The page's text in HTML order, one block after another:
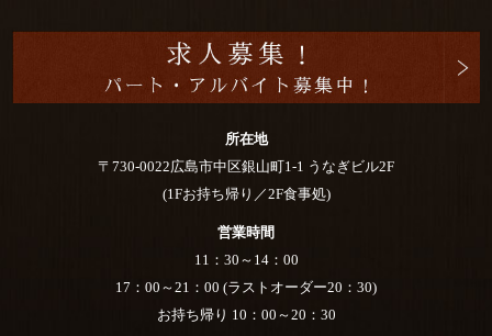
所在地
〒730-0022広島市中区銀山町1-1 うなぎビル2F
(1Fお持ち帰り／2F食事処)
営業時間
11：30～14：00
17：00～21：00 (ラストオーダー20：30)
お持ち帰り 10：00～20：30